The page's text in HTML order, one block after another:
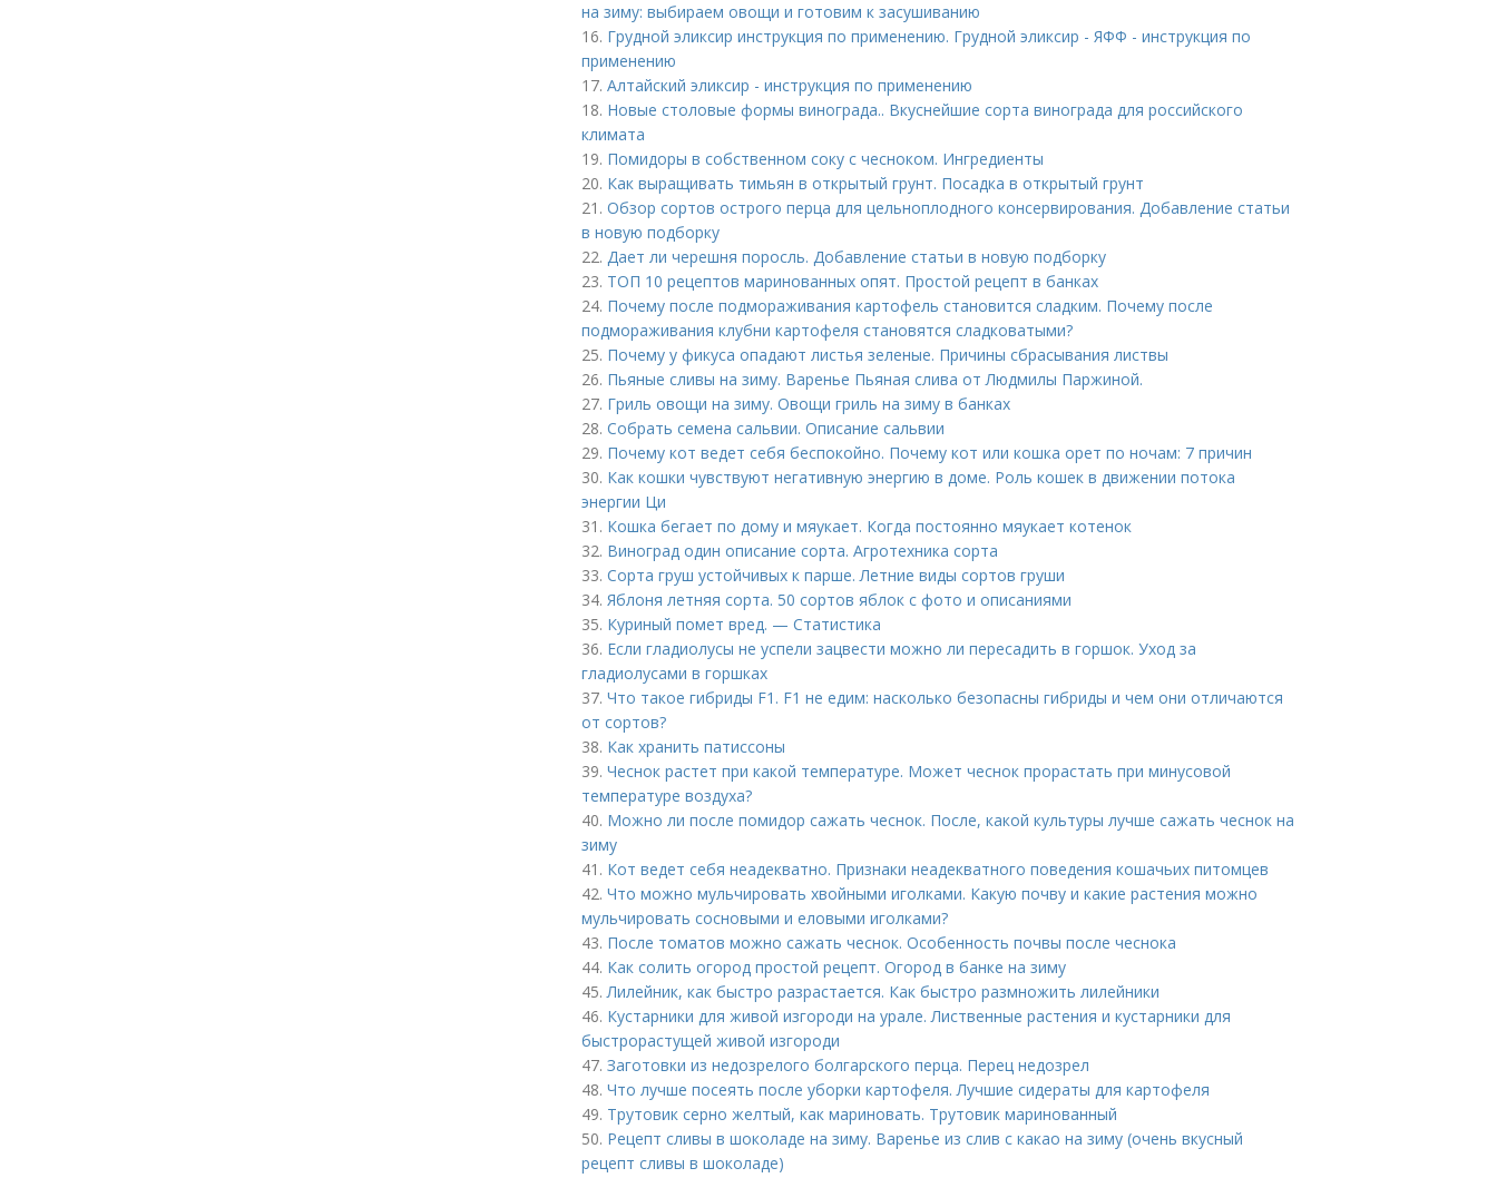
на зиму: выбираем овощи и готовим к засушиванию
16. Грудной эликсир инструкция по применению. Грудной эликсир - ЯФФ - инструкция по
применению
17. Алтайский эликсир - инструкция по применению
18. Новые столовые формы винограда.. Вкуснейшие сорта винограда для российского
климата
19. Помидоры в собственном соку с чесноком. Ингредиенты
20. Как выращивать тимьян в открытый грунт. Посадка в открытый грунт
21. Обзор сортов острого перца для цельноплодного консервирования. Добавление статьи
в новую подборку
22. Дает ли черешня поросль. Добавление статьи в новую подборку
23. ТОП 10 рецептов маринованных опят. Простой рецепт в банках
24. Почему после подмораживания картофель становится сладким. Почему после
подмораживания клубни картофеля становятся сладковатыми?
25. Почему у фикуса опадают листья зеленые. Причины сбрасывания листвы
26. Пьяные сливы на зиму. Варенье Пьяная слива от Людмилы Паржиной.
27. Гриль овощи на зиму. Овощи гриль на зиму в банках
28. Собрать семена сальвии. Описание сальвии
29. Почему кот ведет себя беспокойно. Почему кот или кошка орет по ночам: 7 причин
30. Как кошки чувствуют негативную энергию в доме. Роль кошек в движении потока
энергии Ци
31. Кошка бегает по дому и мяукает. Когда постоянно мяукает котенок
32. Виноград один описание сорта. Агротехника сорта
33. Сорта груш устойчивых к парше. Летние виды сортов груши
34. Яблоня летняя сорта. 50 сортов яблок с фото и описаниями
35. Куриный помет вред. — Статистика
36. Если гладиолусы не успели зацвести можно ли пересадить в горшок. Уход за
гладиолусами в горшках
37. Что такое гибриды F1. F1 не едим: насколько безопасны гибриды и чем они отличаются
от сортов?
38. Как хранить патиссоны
39. Чеснок растет при какой температуре. Может чеснок прорастать при минусовой
температуре воздуха?
40. Можно ли после помидор сажать чеснок. После, какой культуры лучше сажать чеснок на
зиму
41. Кот ведет себя неадекватно. Признаки неадекватного поведения кошачьих питомцев
42. Что можно мульчировать хвойными иголками. Какую почву и какие растения можно
мульчировать сосновыми и еловыми иголками?
43. После томатов можно сажать чеснок. Особенность почвы после чеснока
44. Как солить огород простой рецепт. Огород в банке на зиму
45.Лилейник, как быстро разрастается. Как быстро размножить лилейники
46. Кустарники для живой изгороди на урале. Лиственные растения и кустарники для
быстрорастущей живой изгороди
47. Заготовки из недозрелого болгарского перца. Перец недозрел
48. Что лучше посеять после уборки картофеля. Лучшие сидераты для картофеля
49. Трутовик серно желтый, как мариновать. Трутовик маринованный
50. Рецепт сливы в шоколаде на зиму. Варенье из слив с какао на зиму (очень вкусный
рецепт сливы в шоколаде)